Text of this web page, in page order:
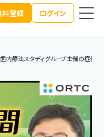
料登録 ログイン
歯内療法スタディグループ主催の症例検